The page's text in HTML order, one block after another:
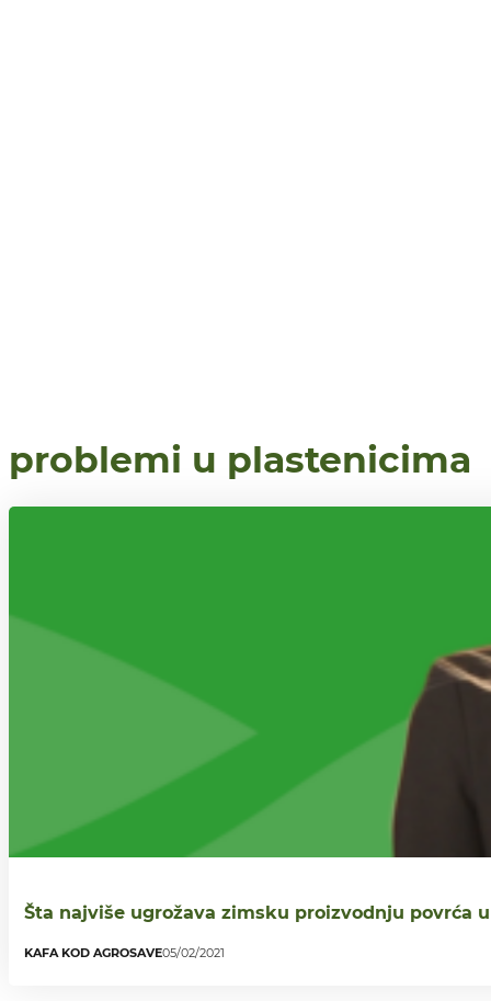
problemi u plastenicima
Šta najviše ugrožava zimsku proizvodnju povrća
KAFA KOD AGROSAVE05/02/2021